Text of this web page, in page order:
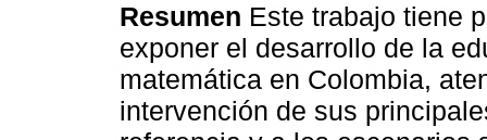
Resumen Este trabajo tiene
exponer el desarrollo de la
matemática en Colombia,
intervención de sus